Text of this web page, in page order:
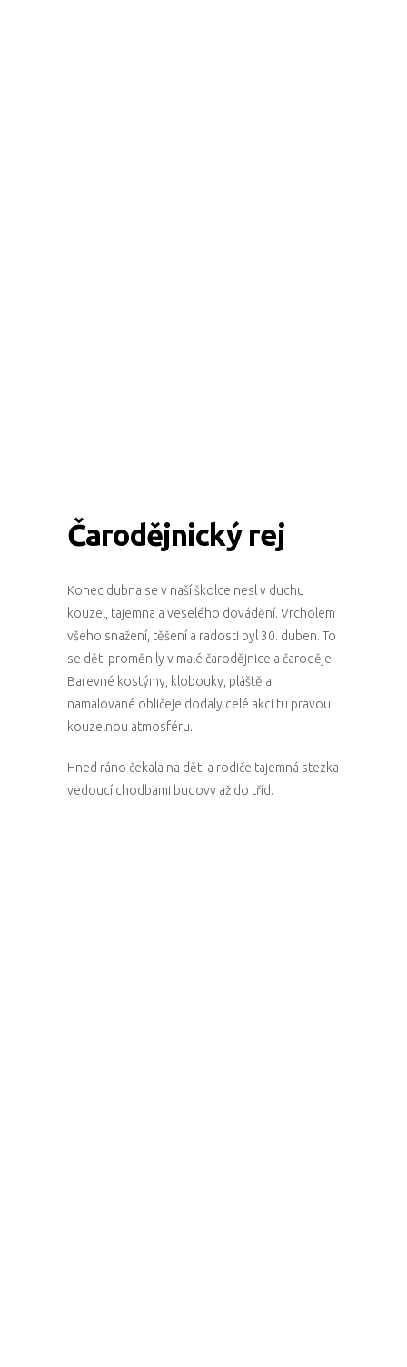
Čarodějnický rej
Konec dubna se v naší školce nesl v duchu
kouzel, tajemna a veselého dovádění. Vrcholem
všeho snažení, těšení a radosti byl 30. duben. To
se děti proměnily v malé čarodějnice a čaroděje.
Barevné kostýmy, klobouky, pláště a
namalované obličeje dodaly celé akci tu pravou
kouzelnou atmosféru.
Hned ráno čekala na děti a rodiče tajemná stezka
vedoucí chodbami budovy až do tříd.